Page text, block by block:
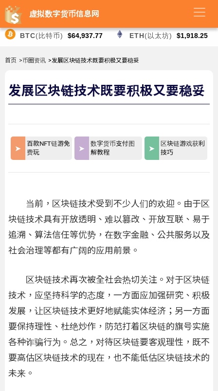
虚拟数字货币信息网
BTC(比特币) $64,937.77 ETH(以太坊) $1,918.25
首页 >币圈资讯 >发展区块链技术既要积极又要稳妥
发展区块链技术既要积极又要稳妥
百款NFT链游免
费玩
数字货币支付图
解教程
区块链游戏获利
技巧
当前，区块链技术受到不少人们的欢迎。由于区
块链技术具有开放透明、难以篡改、开放互联、易于
追溯、算法信任等优势，在数字金融、公共服务以及
社会治理等都有广阔的应用前景。
区块链技术再次被全社会热切关注。对于区块链
技术，应坚持科学的态度，一方面应加强研究、积极
发展，让区块链技术更好地赋能实体经济；另一方面
要保持理性、杜绝炒作，防范打着区块链的旗号实施
各种诈骗行为。总之，对待区块链要客观理性，既不
要高估区块链技术的现在，也不能低估区块链技术的
未来。